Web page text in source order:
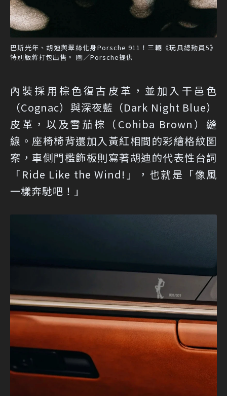
巴斯光年、胡迪與翠絲化身Porsche 911！三輛《玩具總動員5》
特別版將打包出售。 圖／Porsche提供
內裝採用棕色復古皮革，並加入干邑色
（Cognac）與深夜藍（Dark Night Blue）
皮革，以及雪茄棕（Cohiba Brown）縫
線。座椅椅背還加入黃紅相間的彩繪格紋圖
案，車側門檻飾板則寫著胡迪的代表性台詞
「Ride Like the Wind!」，也就是「像風
一樣奔馳吧！」